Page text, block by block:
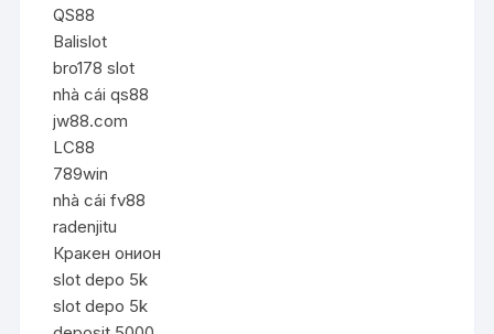
QS88
Balislot
bro178 slot
nhà cái qs88
jw88.com
LC88
789win
nhà cái fv88
radenjitu
Кракен онион
slot depo 5k
slot depo 5k